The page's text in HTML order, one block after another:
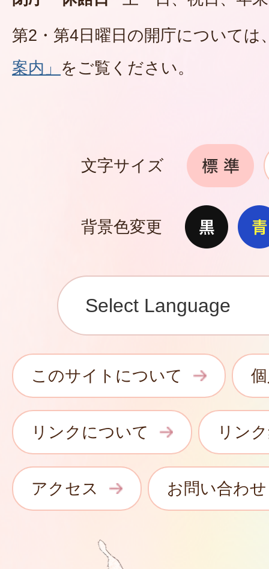
第2・第4日曜日の開庁については
案内」 をご覧ください。
文字サイズ
背景色変更
このサイトについて
リンクについて リン
アクセス お問い合わせ